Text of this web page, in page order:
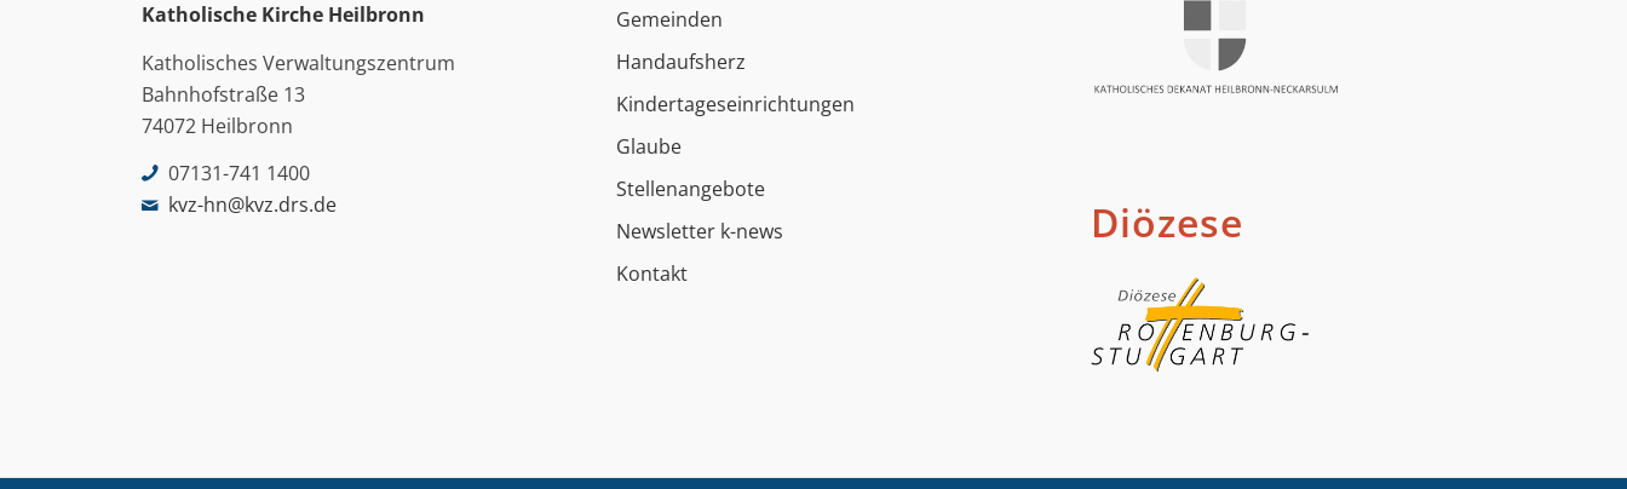
Katholische Kirche Heilbronn
Katholisches Verwaltungszentrum
Bahnhofstraße 13
74072 Heilbronn
07131-741 1400
kvz-hn@kvz.drs.de
Gemeinden
Handaufsherz
Kindertageseinrichtungen
Glaube
Stellenangebote
Newsletter k-news
Kontakt
Diözese